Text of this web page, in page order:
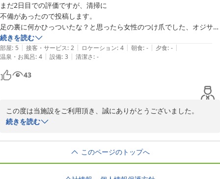
2021-09-16
まだ2日目での評価ですが、清掃に
不備があったので投稿します。
足の裏に何かひっついたな？と思ったら女性のつけ爪でした、オジサン
1人での宿泊なので元々落ちていたと思われます。(写真撮りました)
1階の部屋の人もコップが汚かったと言ってダイソーでコップ買ってま
した。他にもこのような清掃不備のクチコミがあったようなのでこの辺
は常態化しているのかも。
あと、13連泊なのでゴミ袋の予備は欲しいところですね。
続きを読む
部屋: 5 | 接客・サービス: 2 | ロケーション: 4 | 朝食: - | 夕食: - |
温泉・お風呂: 4 | 設備: 3 | 清潔さ: -
43
この度は当施設をご利用頂き、誠にありがとうございました。
ご投稿への返信が遅くなり申し訳ございません。
清掃状況が行き届いておらず大変不快な念をお掛け致しました事、
深くお詫び申し上げます。
清掃業者との問題共有やスタッフへの指導など日々改善に努めてお
りますが、再発防止に取り組んで参ります。
続きを読む
このページのトップへ